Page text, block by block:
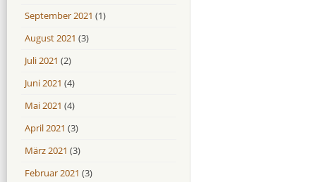
September 2021 (1)
August 2021 (3)
Juli 2021 (2)
Juni 2021 (4)
Mai 2021 (4)
April 2021 (3)
März 2021 (3)
Februar 2021 (3)